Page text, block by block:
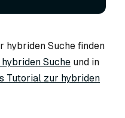
hybriden Suche finden
Suche und in
Tutorial zur hybriden